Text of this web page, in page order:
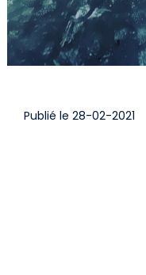
Publié le 28-02-2021